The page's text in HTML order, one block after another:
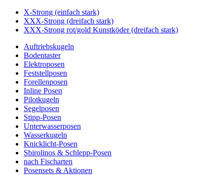
X-Strong (einfach stark)
XXX-Strong (dreifach stark)
XXX-Strong rot/gold Kunstköder (dreifach stark)
Auftriebskugeln
Bodentaster
Elektroposen
Feststellposen
Forellenposen
Inline Posen
Pilotkugeln
Segelposen
Stipp-Posen
Unterwasserposen
Wasserkugeln
Knicklicht-Posen
Sbirolinos & Schlepp-Posen
nach Fischarten
Posensets & Aktionen